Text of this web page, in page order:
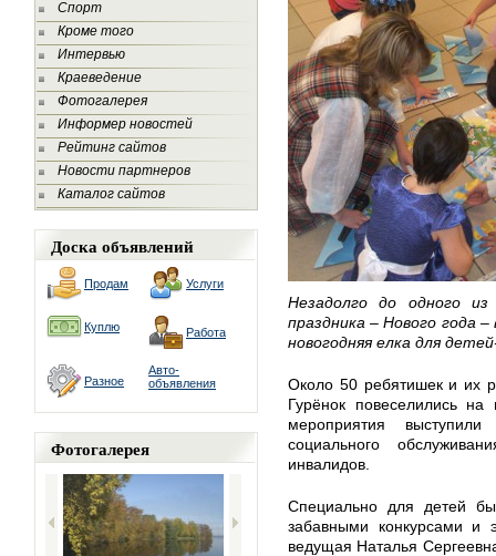
Спорт
Кроме того
Интервью
Краеведение
Фотогалерея
Информер новостей
Рейтинг сайтов
Новости партнеров
Каталог сайтов
Доска объявлений
Продам Услуги
Куплю Работа
Разное
Авто-
объявления
Фотогалерея
Незадолго до одного
праздника – Нового года
новогодняя елка для
Около 50 ребятишек и их
Гурёнок повеселились на
мероприятия
социального
инвалидов.
Специально для детей
забавными конкурсами и
ведущая Наталья